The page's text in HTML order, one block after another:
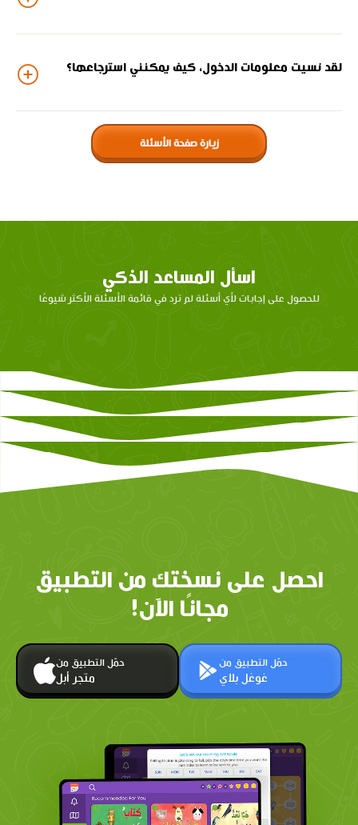
لقد نسيت معلومات الدخول، كيف يمكنني استرجاعها؟
زيارة صفحة الأسئلة
اسأل المساعد الذكي
للحصول على إجابات لأي أسئلة لم ترد في قائمة الأسئلة الأكثر شيوعًا
عصافير، كيف يمكنني المساعدة
اليوم؟
Hello, I'm 3asafeer's smart chat
support assistant. How can I
help you today?
احصل على نسختك من التطبيق
مجانًا الآن!
حمّل التطبيق من
متجر أبل
حمّل التطبيق من
غوغل بلاي